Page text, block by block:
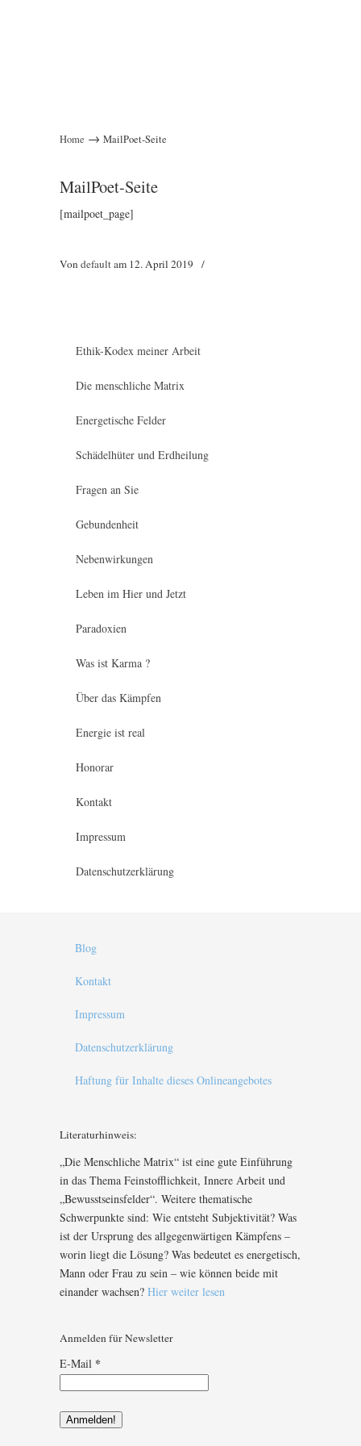
Home → MailPoet-Seite
MailPoet-Seite
[mailpoet_page]
Von defaultam 12. April 2019 /
Ethik-Kodex meiner Arbeit
Die menschliche Matrix
Energetische Felder
Schädelhüter und Erdheilung
Fragen an Sie
Gebundenheit
Nebenwirkungen
Leben im Hier und Jetzt
Paradoxien
Was ist Karma ?
Über das Kämpfen
Energie ist real
Honorar
Kontakt
Impressum
Datenschutzerklärung
Blog
Kontakt
Impressum
Datenschutzerklärung
Haftung für Inhalte dieses Onlineangebotes
Literaturhinweis:
„Die Menschliche Matrix“ ist eine gute Einführung
in das Thema Feinstofflichkeit, Innere Arbeit und
„Bewusstseinsfelder“. Weitere thematische
Schwerpunkte sind: Wie entsteht Subjektivität? Was
ist der Ursprung des allgegenwärtigen Kämpfens –
worin liegt die Lösung? Was bedeutet es energetisch,
Mann oder Frau zu sein – wie können beide mit
einander wachsen? Hier weiter lesen
Anmelden für Newsletter
E-Mail *